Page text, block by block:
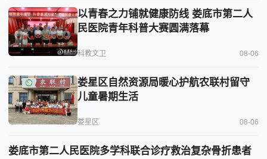
以青春之力铺就健康防线 娄底市第二人
民医院青年科普大赛圆满落幕
科教文卫 08-06
娄星区自然资源局暖心护航农联村留守
儿童暑期生活
娄星区 08-06
娄底市第二人民医院多学科联合诊疗救治复杂骨折患者